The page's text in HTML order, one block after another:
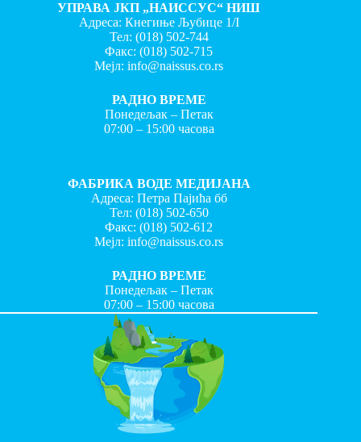
УПРАВА ЈКП „НАИССУС“ НИШ
Адреса: Кнегиње Љубице 1/I
Тел: (018) 502-744
Факс:(018) 502-715
Мејл:info@naissus.co.rs
РАДНО ВРЕМЕ
Понедељак – Петак
07:00 – 15:00 часова
ФАБРИКА ВОДЕ МЕДИЈАНА
Адреса: Петра Пајића бб
Тел: (018) 502-650
Факс:(018) 502-612
Мејл:info@naissus.co.rs
РАДНО ВРЕМЕ
Понедељак – Петак
07:00 – 15:00 часова